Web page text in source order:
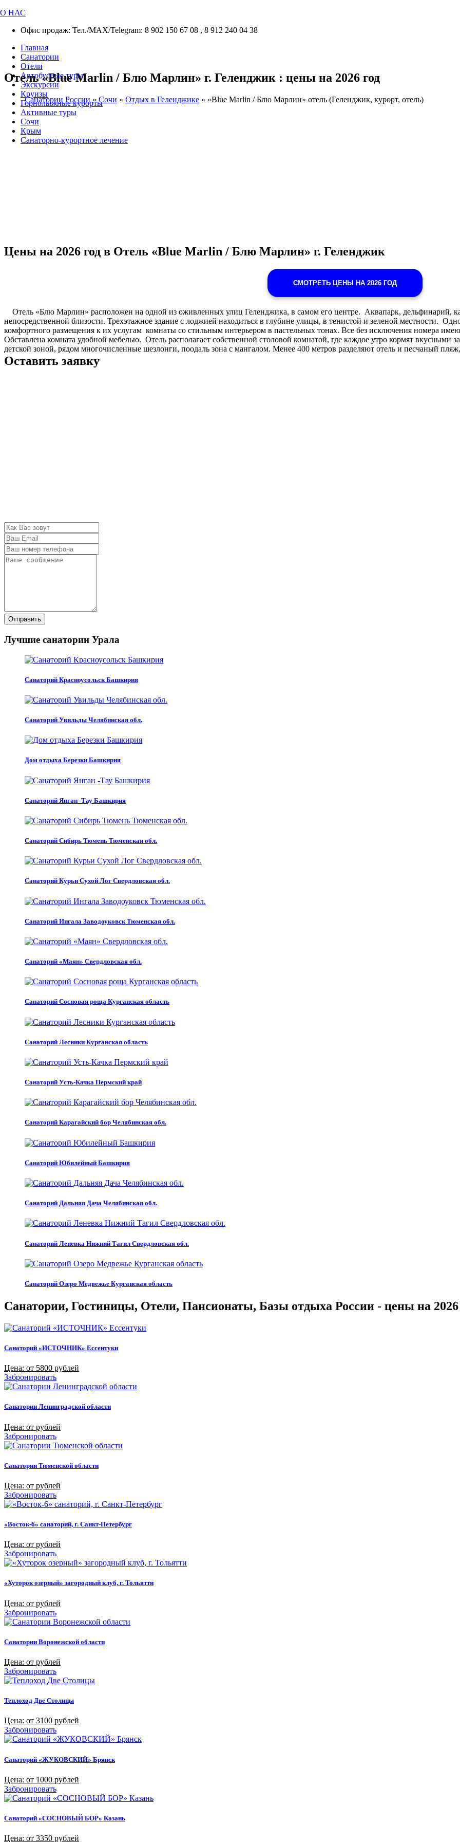
О НАС
Офис продаж: Тел./МАХ/Telegram: 8 902 150 67 08 , 8 912 240 04 38
Главная
Санатории
Отели
Автобусные туры
Экскурсии
Круизы
Горнолыжные курорты
Активные туры
Сочи
Крым
Санаторно-курортное лечение
Отель «Blue Marlin / Блю Марлин» г. Геленджик : цены на 2026 год
Санатории России » Сочи » Отдых в Геленджике » «Blue Marlin / Блю Марлин» отель (Геленджик, курорт, отель)
Цены на 2026 год в Отель «Blue Marlin / Блю Марлин» г. Геленджик
СМОТРЕТЬ ЦЕНЫ НА 2026 ГОД
Отель «Блю Марлин» расположен на одной из оживленных улиц Геленджика, в самом его центре. Аквапарк, дельфинарий,
непосредственной близости. Трехэтажное здание с лоджией находиться в глубине улицы, в тенистой и зеленой местности.
комфортного размещения к их услугам комнаты со стильным интерьером в пастельных тонах. Все без исключения номера
Обставлена комната удобной мебелью. Отель располагает собственной столовой комнатой, где каждое утро кормят вкусными
детской зоной, рядом многочисленные шезлонги, поодаль зона с мангалом. Менее 400 метров разделяют отель и песчаный
Оставить заявку
Отправить
Лучшие санатории Урала
Санаторий Красноусольск Башкирия
Санаторий Увильды Челябинская обл.
Дом отдыха Березки Башкирия
Санаторий Янган -Тау Башкирия
Санаторий Сибирь Тюмень Тюменская обл.
Санаторий Курьи Сухой Лог Свердловская обл.
Санаторий Ингала Заводоуковск Тюменская обл.
Санаторий «Маян» Свердловская обл.
Санаторий Сосновая роща Курганская область
Санаторий Лесники Курганская область
Санаторий Усть-Качка Пермский край
Санаторий Карагайский бор Челябинская обл.
Санаторий Юбилейный Башкирия
Санаторий Дальняя Дача Челябинская обл.
Санаторий Леневка Нижний Тагил Свердловская обл.
Санаторий Озеро Медвежье Курганская область
Санатории, Гостиницы, Отели, Пансионаты, Базы отдыха России - цены на 2026
Санаторий «ИСТОЧНИК» Ессентуки
Цена: от 5800 рублей
Забронировать
Санатории Ленинградской области
Цена: от рублей
Забронировать
Санатории Тюменской области
Цена: от рублей
Забронировать
«Восток-6» санаторий, г. Санкт-Петербург
Цена: от рублей
Забронировать
«Хуторок озерный» загородный клуб, г. Тольятти
Цена: от рублей
Забронировать
Санатории Воронежской области
Цена: от рублей
Забронировать
Теплоход Две Столицы
Цена: от 3100 рублей
Забронировать
Санаторий «ЖУКОВСКИЙ» Брянск
Цена: от 1000 рублей
Забронировать
Санаторий «СОСНОВЫЙ БОР» Казань
Цена: от 3350 рублей